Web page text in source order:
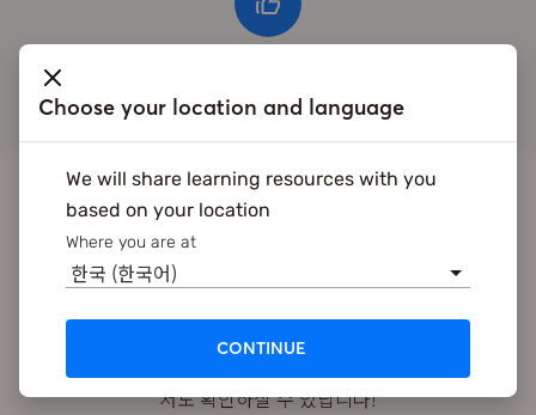
Choose your location and language
We will share learning resources with you
based on your location
Where you are at
한국 (한국어)
CONTINUE
Written By
Snapask팀
스냅애스크의 새로운 소식과 명문대 튜터님들의 알찬 영상
강의를 전해드리고 있어요. 인스타그램 (@snapaskkr)에
서도 확인하실 수 있답니다!